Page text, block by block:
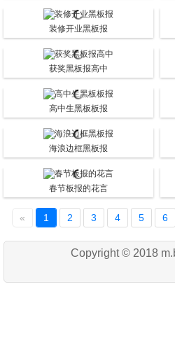
装修开业黑板报
获奖黑板报高中
高中生黑板板报
海浪边框黑板报
春节板报的花言
« 1 2 3 4 5 6
Copyright © 2018